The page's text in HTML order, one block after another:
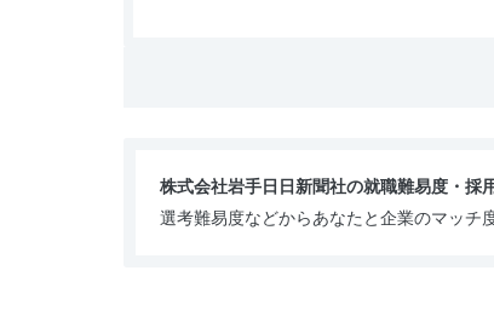
株式会社岩手日日新聞社の就職難易度・採
選考難易度などからあなたと企業のマッチ